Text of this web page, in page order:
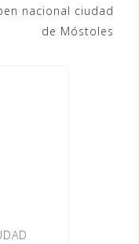
nacional ciudad
de Móstoles